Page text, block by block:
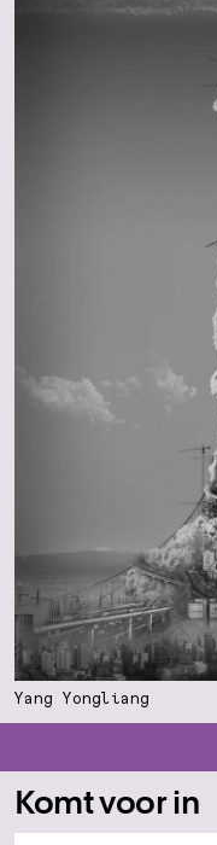
Yang Yongliang
Komt voor in